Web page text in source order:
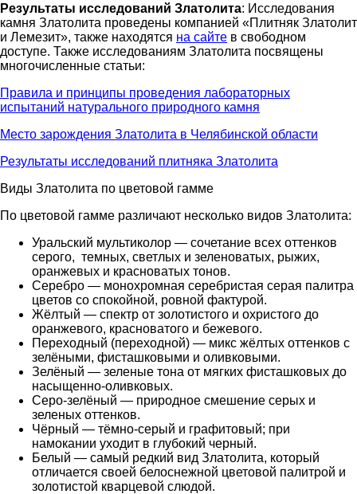
Результаты исследований Златолита: Исследования
камня Златолита проведены компанией «Плитняк Златолит
и Лемезит», также находятся на сайте в свободном
доступе. Также исследованиям Златолита посвящены
многочисленные статьи:
Правила и принципы проведения лабораторных
испытаний натурального природного камня
Место зарождения Златолита в Челябинской области
Результаты исследований плитняка Златолита
Виды Златолита по цветовой гамме
По цветовой гамме различают несколько видов Златолита:
Уральский мультиколор — сочетание всех оттенков
серого, темных, светлых и зеленоватых, рыжих,
оранжевых и красноватых тонов.
Серебро — монохромная серебристая серая палитра
цветов со спокойной, ровной фактурой.
Жёлтый — спектр от золотистого и охристого до
оранжевого, красноватого и бежевого.
Переходный (переходной) — микс жёлтых оттенков с
зелёными, фисташковыми и оливковыми.
Зелёный — зеленые тона от мягких фисташковых до
насыщенно-оливковых.
Серо-зелёный — природное смешение серых и
зеленых оттенков.
Чёрный — тёмно-серый и графитовый; при
намокании уходит в глубокий черный.
Белый — самый редкий вид Златолита, который
отличается своей белоснежной цветовой палитрой и
золотистой кварцевой слюдой.